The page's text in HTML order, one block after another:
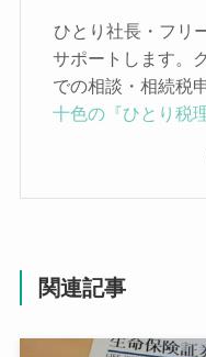
ひとり社長・フリ
サポートします。
での相談・相続税
十色の『ひとり税
関連記事